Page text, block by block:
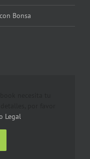
Bonsa
Legal